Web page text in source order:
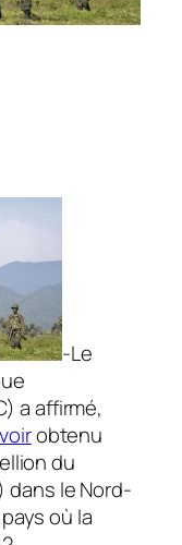
-Le
a affirmé,
obtenu
du
dans le Nord-
où la